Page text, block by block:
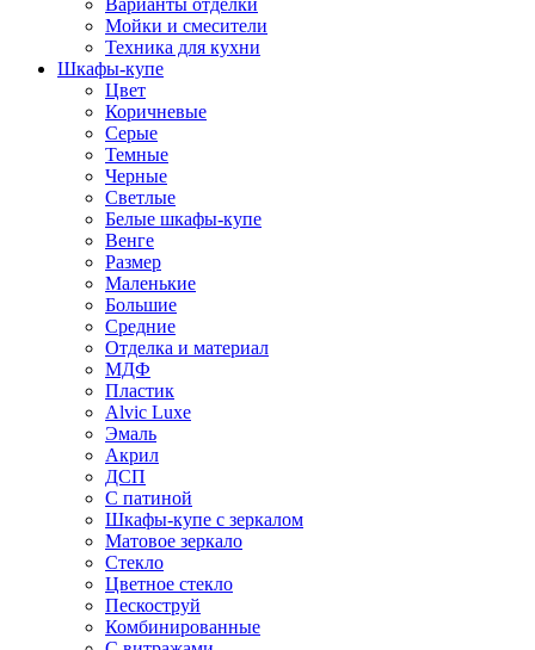
Варианты отделки
Мойки и смесители
Техника для кухни
Шкафы-купе
Цвет
Коричневые
Серые
Темные
Черные
Светлые
Белые шкафы-купе
Венге
Размер
Маленькие
Большие
Средние
Отделка и материал
МДФ
Пластик
Alvic Luxe
Эмаль
Акрил
ДСП
С патиной
Шкафы-купе с зеркалом
Матовое зеркало
Стекло
Цветное стекло
Пескоструй
Комбинированные